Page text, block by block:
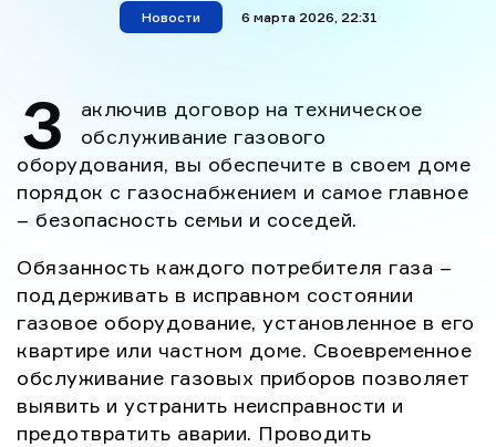
состоянии газовое оборудование, установленное
позволяет выявить и устранить неисправности и
предотвратить аварии. Проводить техническое
[…]
Новости материал опубликован
6 марта 2026, 22:31
З
аключив договор на техническое
обслуживание газового
оборудования, вы обеспечите в своем доме
порядок с газоснабжением и самое главное
– безопасность семьи и соседей.
Обязанность каждого потребителя газа –
поддерживать в исправном состоянии
газовое оборудование, установленное в его
квартире или частном доме. Своевременное
обслуживание газовых приборов позволяет
выявить и устранить неисправности и
предотвратить аварии. Проводить